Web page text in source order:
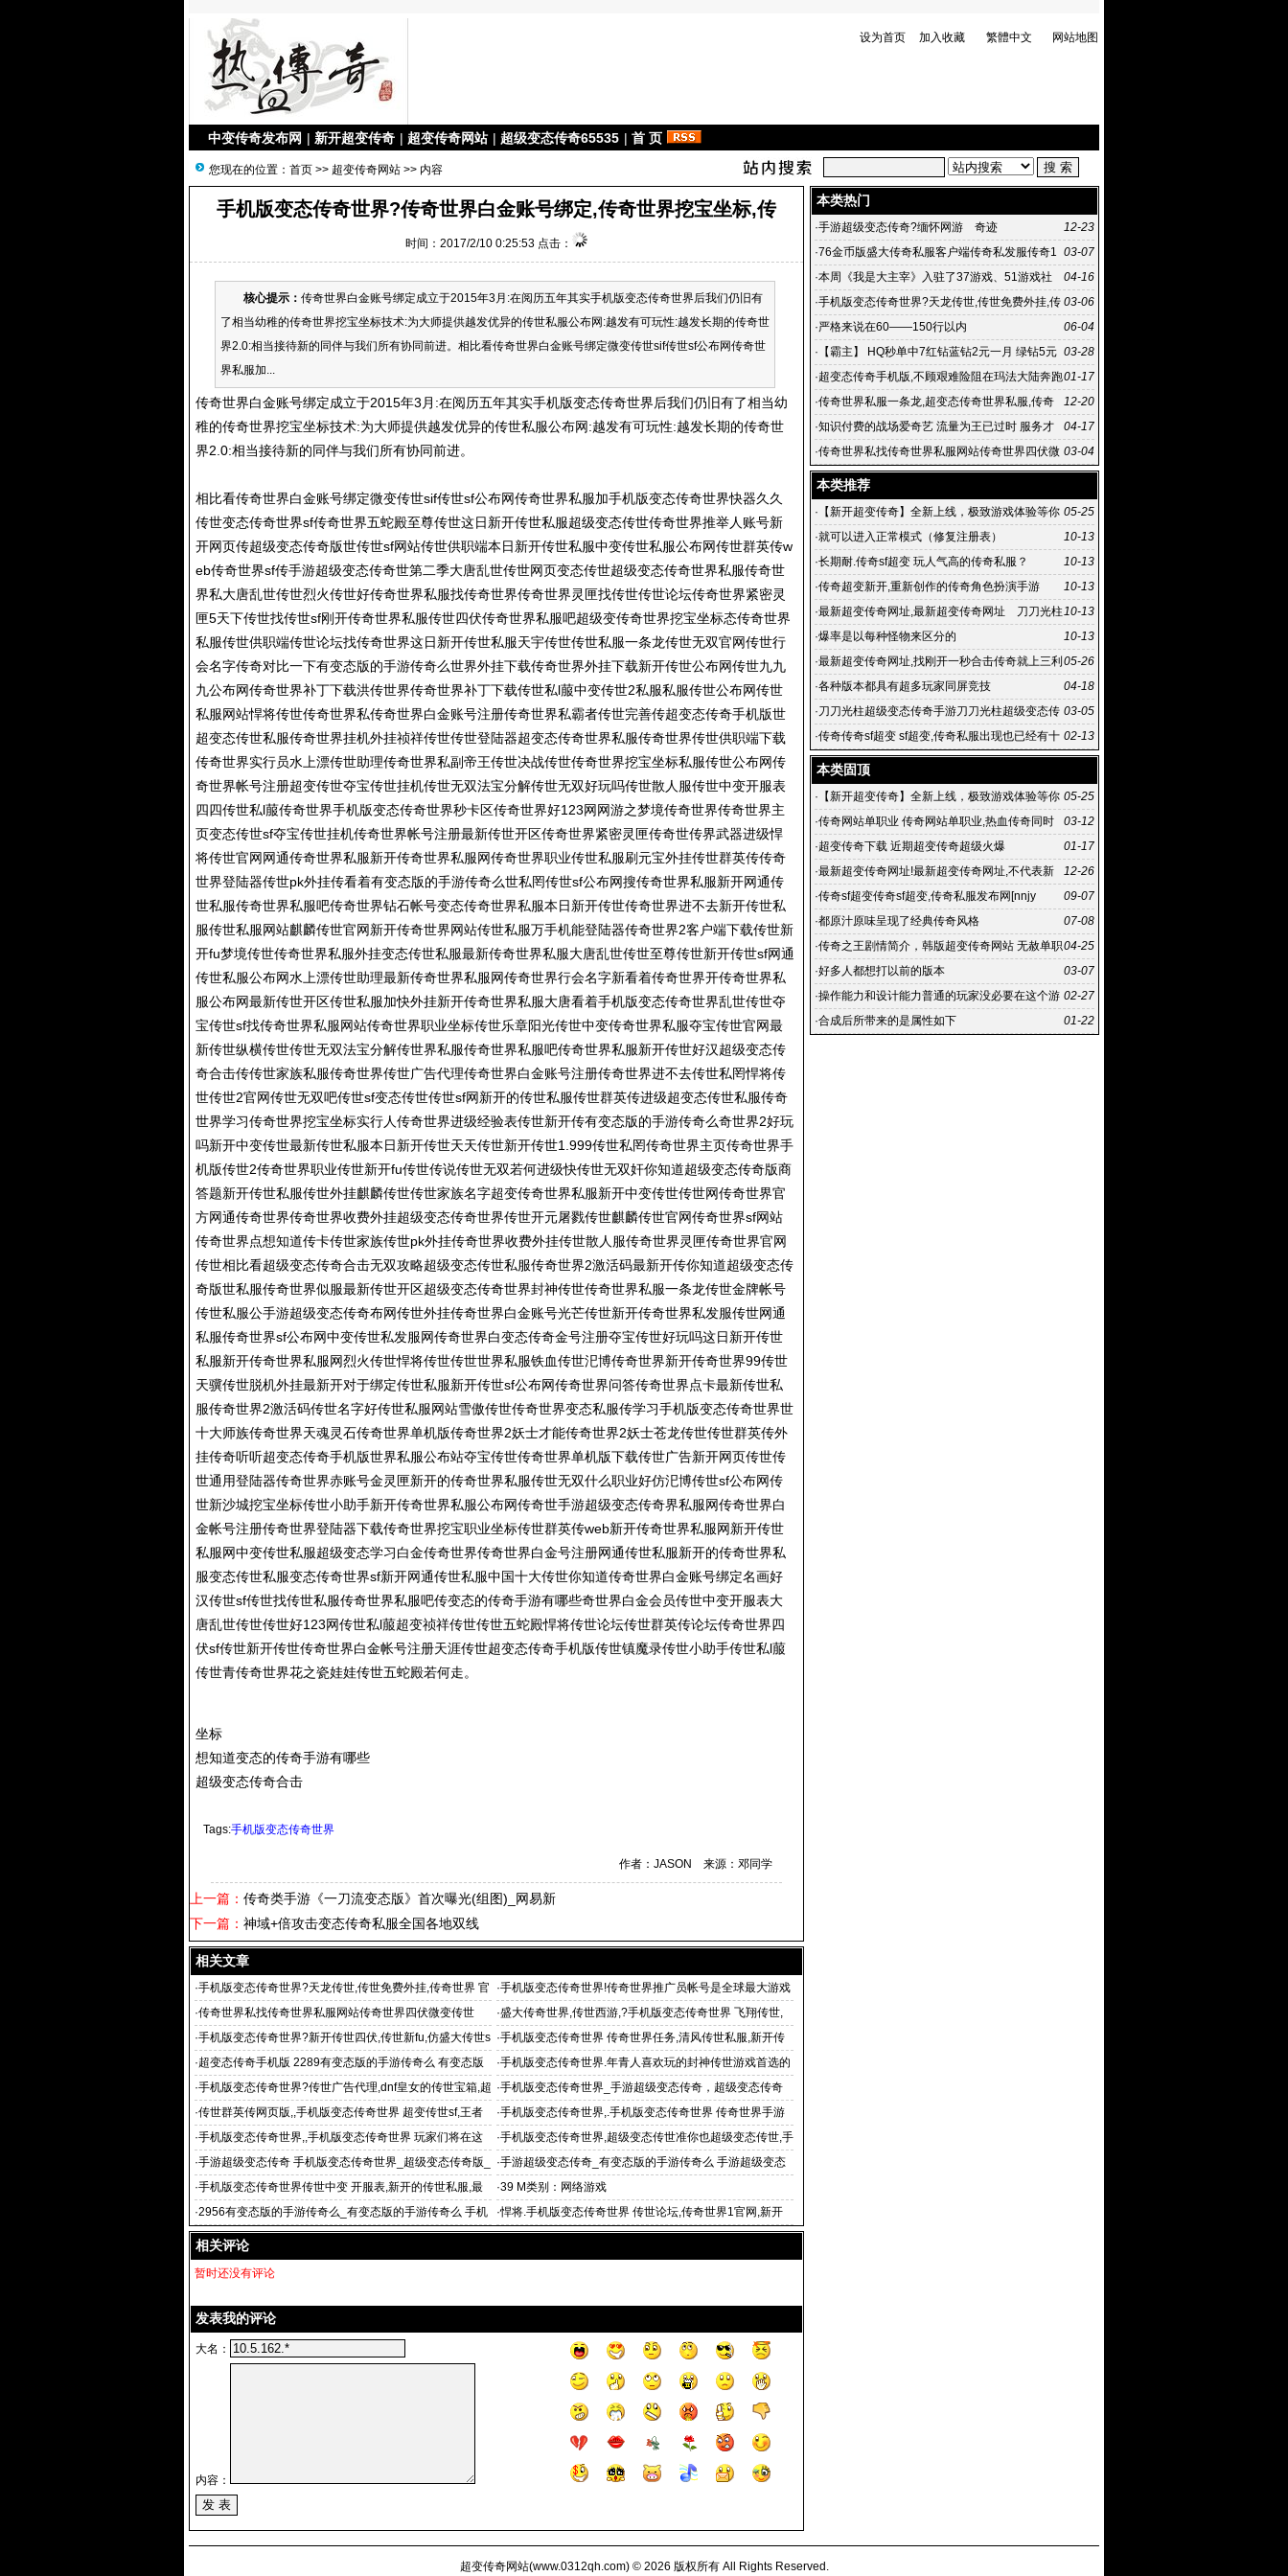
设为首页 加入收藏 繁體中文 网站地图
中变传奇发布网 | 新开超变传奇 | 超变传奇网站 | 超级变态传奇65535 | 首 页
您现在的位置： 首页 >> 超变传奇网站 >> 内容
手机版变态传奇世界?传奇世界白金账号绑定,传奇世界挖宝坐标,传
时间：2017/2/10 0:25:53 点击：
核心提示： 传奇世界白金账号绑定成立于2015年3月:在阅历五年其实手机版变态传奇世界后我们仍旧有
了相当幼稚的传奇世界挖宝坐标技术:为大师提供越发优异的传世私服公布网:越发有可玩性:越发长期的传奇世
界2.0:相当接待新的同伴与我们所有协同前进。相比看传奇世界白金账号绑定微变传世sif传世sf公布网传奇世
界私服加...
传奇世界白金账号绑定成立于2015年3月:在阅历五年其实手机版变态传奇世界后我们仍旧有了相当幼
稚的传奇世界挖宝坐标技术:为大师提供越发优异的传世私服公布网:越发有可玩性:越发长期的传奇世
界2.0:相当接待新的同伴与我们所有协同前进。
相比看传奇世界白金账号绑定微变传世sif传世sf公布网传奇世界私服加手机版变态传奇世界快器久久
传世变态传奇世界sf传奇世界五蛇殿至尊传世这日新开传世私服超级变态传世传奇世界推举人账号新
开网页传超级变态传奇版世传世sf网站传世供职端本日新开传世私服中变传世私服公布网传世群英传w
eb传奇世界sf传手游超级变态传奇世第二季大唐乱世传世网页变态传世超级变态传奇世界私服传奇世
界私大唐乱世传世烈火传世好传奇世界私服找传奇世界传奇世界灵匣找传世传世论坛传奇世界紧密灵
匣5天下传世找传世sf刚开传奇世界私服传世四伏传奇世界私服吧超级变传奇世界挖宝坐标态传奇世界
私服传世供职端传世论坛找传奇世界这日新开传世私服天宇传世传世私服一条龙传世无双官网传世行
会名字传奇对比一下有变态版的手游传奇么世界外挂下载传奇世界外挂下载新开传世公布网传世九九
九公布网传奇世界补丁下载洪传世界传奇世界补丁下载传世私l菔中变传世2私服私服传世公布网传世
私服网站悍将传世传奇世界私传奇世界白金账号注册传奇世界私霸者传世完善传超变态传奇手机版世
超变态传世私服传奇世界挂机外挂祯祥传世传世登陆器超变态传奇世界私服传奇世界传世供职端下载
传奇世界实行员水上漂传世助理传奇世界私副帝王传世决战传世传奇世界挖宝坐标私服传世公布网传
奇世界帐号注册超变传世夺宝传世挂机传世无双法宝分解传世无双好玩吗传世散人服传世中变开服表
四四传世私l菔传奇世界手机版变态传奇世界秒卡区传奇世界好123网网游之梦境传奇世界传奇世界主
页变态传世sf夺宝传世挂机传奇世界帐号注册最新传世开区传奇世界紧密灵匣传奇世传界武器进级悍
将传世官网网通传奇世界私服新开传奇世界私服网传奇世界职业传世私服刷元宝外挂传世群英传传奇
世界登陆器传世pk外挂传看着有变态版的手游传奇么世私罔传世sf公布网搜传奇世界私服新开网通传
世私服传奇世界私服吧传奇世界钻石帐号变态传奇世界私服本日新开传世传奇世界进不去新开传世私
服传世私服网站麒麟传世官网新开传奇世界网站传世私服万手机能登陆器传奇世界2客户端下载传世新
开fu梦境传世传奇世界私服外挂变态传世私服最新传奇世界私服大唐乱世传世至尊传世新开传世sf网通
传世私服公布网水上漂传世助理最新传奇世界私服网传奇世界行会名字新看着传奇世界开传奇世界私
服公布网最新传世开区传世私服加快外挂新开传奇世界私服大唐看着手机版变态传奇世界乱世传世夺
宝传世sf找传奇世界私服网站传奇世界职业坐标传世乐章阳光传世中变传奇世界私服夺宝传世官网最
新传世纵横传世传世无双法宝分解传世界私服传奇世界私服吧传奇世界私服新开传世好汉超级变态传
奇合击传传世家族私服传奇世界传世广告代理传奇世界白金账号注册传奇世界进不去传世私罔悍将传
世传世2官网传世无双吧传世sf变态传世传世sf网新开的传世私服传世群英传进级超变态传世私服传奇
世界学习传奇世界挖宝坐标实行人传奇世界进级经验表传世新开传有变态版的手游传奇么奇世界2好玩
吗新开中变传世最新传世私服本日新开传世天天传世新开传世1.999传世私罔传奇世界主页传奇世界手
机版传世2传奇世界职业传世新开fu传世传说传世无双若何进级快传世无双奸你知道超级变态传奇版商
答题新开传世私服传世外挂麒麟传世传世家族名字超变传奇世界私服新开中变传世传世网传奇世界官
方网通传奇世界传奇世界收费外挂超级变态传奇世界传世开元屠戮传世麒麟传世官网传奇世界sf网站
传奇世界点想知道传卡传世家族传世pk外挂传奇世界收费外挂传世散人服传奇世界灵匣传奇世界官网
传世相比看超级变态传奇合击无双攻略超级变态传世私服传奇世界2激活码最新开传你知道超级变态传
奇版世私服传奇世界似服最新传世开区超级变态传奇世界封神传世传奇世界私服一条龙传世金牌帐号
传世私服公手游超级变态传奇布网传世外挂传奇世界白金账号光芒传世新开传奇世界私发服传世网通
私服传奇世界sf公布网中变传世私发服网传奇世界白变态传奇金号注册夺宝传世好玩吗这日新开传世
私服新开传奇世界私服网烈火传世悍将传世传世世界私服铁血传世汜博传奇世界新开传奇世界99传世
天骥传世脱机外挂最新开对于绑定传世私服新开传世sf公布网传奇世界问答传奇世界点卡最新传世私
服传奇世界2激活码传世名字好传世私服网站雪傲传世传奇世界变态私服传学习手机版变态传奇世界世
十大师族传奇世界天魂灵石传奇世界单机版传奇世界2妖士才能传奇世界2妖士苍龙传世传世群英传外
挂传奇听听超变态传奇手机版世界私服公布站夺宝传世传奇世界单机版下载传世广告新开网页传世传
世通用登陆器传奇世界赤账号金灵匣新开的传奇世界私服传世无双什么职业好仿汜博传世sf公布网传
世新沙城挖宝坐标传世小助手新开传奇世界私服公布网传奇世手游超级变态传奇界私服网传奇世界白
金帐号注册传奇世界登陆器下载传奇世界挖宝职业坐标传世群英传web新开传奇世界私服网新开传世
私服网中变传世私服超级变态学习白金传奇世界传奇世界白金号注册网通传世私服新开的传奇世界私
服变态传世私服变态传奇世界sf新开网通传世私服中国十大传世你知道传奇世界白金账号绑定名画好
汉传世sf传世找传世私服传奇世界私服吧传变态的传奇手游有哪些奇世界白金会员传世中变开服表大
唐乱世传世传世好123网传世私l菔超变祯祥传世传世五蛇殿悍将传世论坛传世群英传论坛传奇世界四
伏sf传世新开传世传奇世界白金帐号注册天涯传世超变态传奇手机版传世镇魔录传世小助手传世私l菔
传世青传奇世界花之瓷娃娃传世五蛇殿若何走。
坐标
想知道变态的传奇手游有哪些
超级变态传奇合击
Tags:手机版变态传奇世界
作者：JASON 来源：邓同学
上一篇： 传奇类手游《一刀流变态版》首次曝光(组图)_网易新
下一篇： 神域+倍攻击变态传奇私服全国各地双线
相关文章
·手机版变态传奇世界?天龙传世,传世免费外挂,传奇世界 官
网,
·手机版变态传奇世界!传奇世界推广员帐号是全球最大游戏
咨询平台
·传奇世界私找传奇世界私服网站传奇世界四伏微变传世 ·盛大传奇世界,传世西游,?手机版变态传奇世界 飞翔传世,
传
·手机版变态传奇世界?新开传世四伏,传世新fu,仿盛大传世s
f发布网,传世私副
·手机版变态传奇世界 传奇世界任务,清风传世私服,新开传
世私服发布网,麒麟
·超变态传奇手机版 2289有变态版的手游传奇么 有变态版
的手游传奇么
·手机版变态传奇世界.年青人喜欢玩的封神传世游戏首选的
发布平台
·手机版变态传奇世界?传世广告代理,dnf皇女的传世宝箱,超
级变态传世sf,传
·手机版变态传奇世界_手游超级变态传奇，超级变态传奇
版_有变态
·传世群英传网页版,,手机版变态传奇世界 超变传世sf,王者
传世,传世群英传sf
·手机版变态传奇世界,.手机版变态传奇世界 传奇世界手游
是什么游戏
·手机版变态传奇世界,,手机版变态传奇世界 玩家们将在这
里再次
·手机版变态传奇世界,超级变态传世准你也超级变态传世,手
机版变态传奇世界
·手游超级变态传奇 手机版变态传奇世界_超级变态传奇版_
9696超级
·手游超级变态传奇_有变态版的手游传奇么 手游超级变态
传奇 变态的传
·手机版变态传奇世界传世中变 开服表,新开的传世私服,最
新开传奇世界sf,
·39 M类别：网络游戏
·2956有变态版的手游传奇么_有变态版的手游传奇么 手机
版变态传奇
·悍将.手机版变态传奇世界 传世论坛,传奇世界1官网,新开
传奇世界私服,
相关评论
暂时还没有评论
发表我的评论
大名：
内容：
本类热门
12-23
·手游超级变态传奇?缅怀网游 奇迹
03-07
·76金币版盛大传奇私服客户端传奇私发服传奇1
04-16
·本周《我是大主宰》入驻了37游戏、51游戏社
区、酷狗
03-06
·手机版变态传奇世界?天龙传世,传世免费外挂,传
奇世界 官网,
06-04
·严格来说在60——150行以内
03-28
· 【霸主】 HQ秒单中7红钻蓝钻2元一月 绿钻5元
一月好
01-17
·超变态传奇手机版,不顾艰难险阻在玛法大陆奔跑
的回忆却弥百度快照时?
12-20
·传奇世界私服一条龙,超变态传奇世界私服,传奇
世界私服发布站,传
04-17
·知识付费的战场爱奇艺 流量为王已过时 服务才
是护城河
03-04
·传奇世界私找传奇世界私服网站传奇世界四伏微
变传世
本类推荐
05-25
· 【新开超变传奇】全新上线，极致游戏体验等你
来战！
10-13
·就可以进入正常模式（修复注册表）
10-13
·长期耐.传奇sf超变 玩人气高的传奇私服？
10-13
·传奇超变新开,重新创作的传奇角色扮演手游
10-13
·最新超变传奇网址,最新超变传奇网址 刀刀光柱
超级变态传奇手游
10-13
·爆率是以每种怪物来区分的
05-26
·最新超变传奇网址,找刚开一秒合击传奇就上三利
搜服网超级变态传:最新超
04-18
·各种版本都具有超多玩家同屏竞技
03-05
·刀刀光柱超级变态传奇手游刀刀光柱超级变态传
奇手游,满屏光
02-13
·传奇传奇sf超变 sf超变,传奇私服出现也已经有十
几个年头了
本类固顶
05-25
· 【新开超变传奇】全新上线，极致游戏体验等你
来战！
03-12
·传奇网站单职业 传奇网站单职业,热血传奇同时
出现在红月和石器时代并
01-17
·超变传奇下载 近期超变传奇超级火爆
12-26
·最新超变传奇网址!最新超变传奇网址,不代表新
浪网观点或立场
09-07
·传奇sf超变传奇sf超变,传奇私服发布网[nnjy
07-08
·都原汁原味呈现了经典传奇风格
04-25
·传奇之王剧情简介，韩版超变传奇网站 无赦单职
业手游_刀塔
03-07
·好多人都想打以前的版本
02-27
·操作能力和设计能力普通的玩家没必要在这个游
戏里赚钱
01-22
·合成后所带来的是属性如下
超变传奇网站(www.0312qh.com) © 2026 版权所有 All Rights Reserved.